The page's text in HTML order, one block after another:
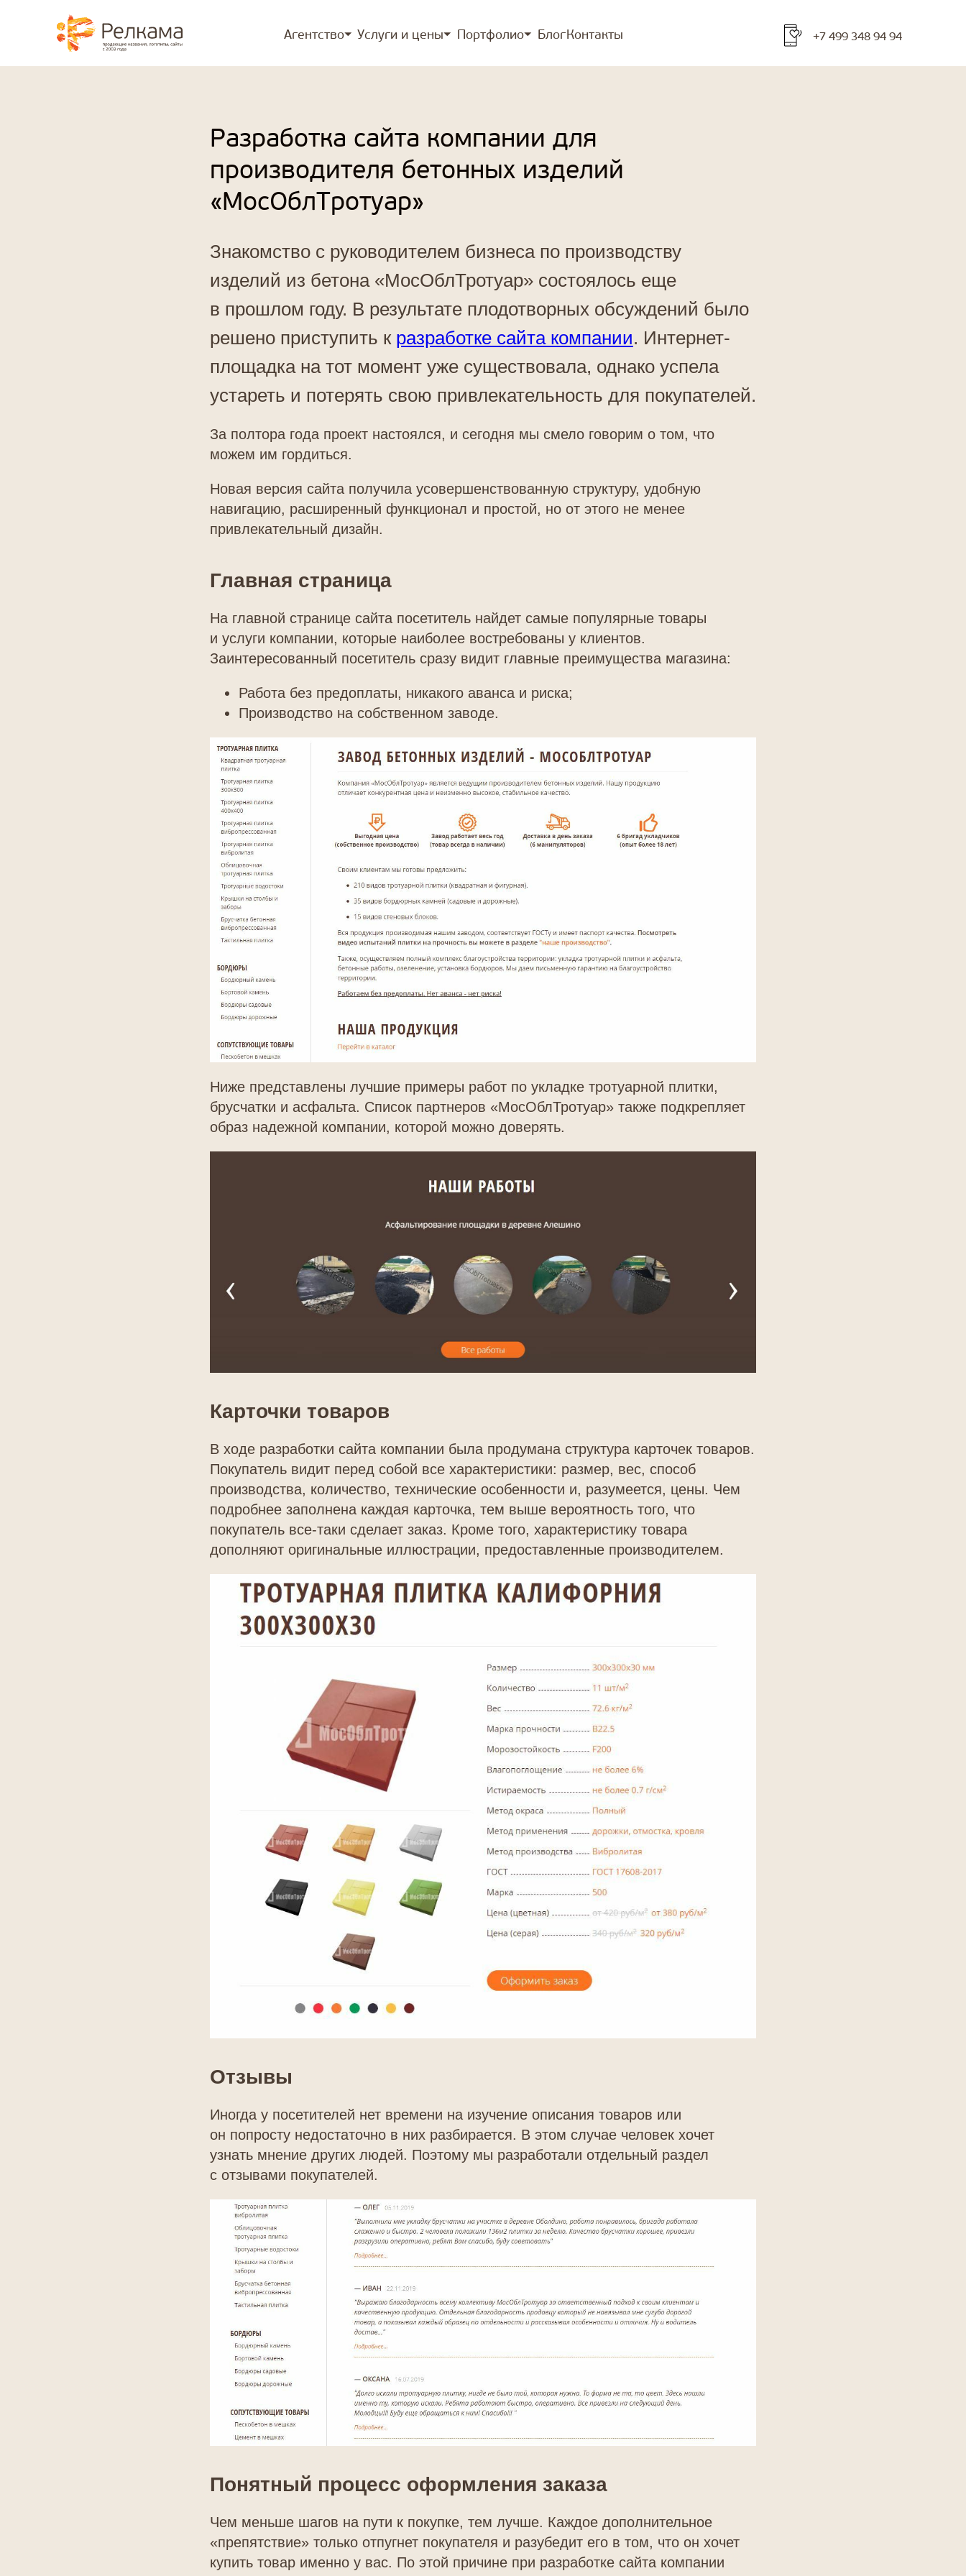
Агентство⏷ Услуги и цены⏷ Портфолио⏷ БлогКонтакты +7 499 348 94 94
⮌ Назад
@media (max-width: 1199px) { #rec1098706601 { position: sticky !important; top: 0; z-index: 9999; } }
Разработка сайта компании для
производителя бетонных изделий
«МосОблТротуар»
Знакомство с руководителем бизнеса по производству
изделий из бетона «МосОблТротуар» состоялось еще
в прошлом году. В результате плодотворных обсуждений было
решено приступить к разработке сайта компании. Интернет-
площадка на тот момент уже существовала, однако успела
устареть и потерять свою привлекательность для покупателей.
За полтора года проект настоялся, и сегодня мы смело говорим о том, что
можем им гордиться.
Новая версия сайта получила усовершенствованную структуру, удобную
навигацию, расширенный функционал и простой, но от этого не менее
привлекательный дизайн.
Главная страница
На главной странице сайта посетитель найдет самые популярные товары
и услуги компании, которые наиболее востребованы у клиентов.
Заинтересованный посетитель сразу видит главные преимущества магазина:
Работа без предоплаты, никакого аванса и риска;
Производство на собственном заводе.
Ниже представлены лучшие примеры работ по укладке тротуарной плитки,
брусчатки и асфальта. Список партнеров «МосОблТротуар» также подкрепляет
образ надежной компании, которой можно доверять.
Карточки товаров
В ходе разработки сайта компании была продумана структура карточек товаров.
Покупатель видит перед собой все характеристики: размер, вес, способ
производства, количество, технические особенности и, разумеется, цены. Чем
подробнее заполнена каждая карточка, тем выше вероятность того, что
покупатель все-таки сделает заказ. Кроме того, характеристику товара
дополняют оригинальные иллюстрации, предоставленные производителем.
Отзывы
Иногда у посетителей нет времени на изучение описания товаров или
он попросту недостаточно в них разбирается. В этом случае человек хочет
узнать мнение других людей. Поэтому мы разработали отдельный раздел
с отзывами покупателей.
Понятный процесс оформления заказа
Чем меньше шагов на пути к покупке, тем лучше. Каждое дополнительное
«препятствие» только отпугнет покупателя и разубедит его в том, что он хочет
купить товар именно у вас. По этой причине при разработке сайта компании